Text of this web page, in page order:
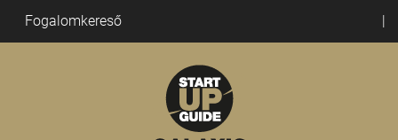
Fogalomkereső